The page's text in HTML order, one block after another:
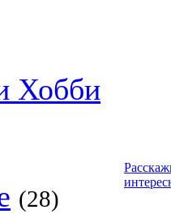
Хобби
(28)